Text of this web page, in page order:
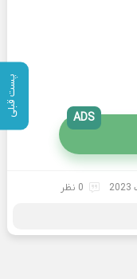
پست قبلی
ADS
0 نظر